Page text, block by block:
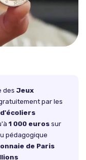
des Jeux
par les
1 000 euros sur
pédagogique
de Paris